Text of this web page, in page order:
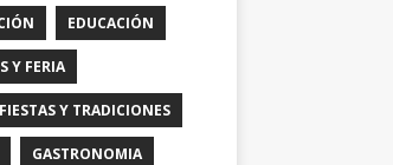
EDUCACIÓN
Y FERIA
FIESTAS Y TRADICIONES
GASTRONOMIA